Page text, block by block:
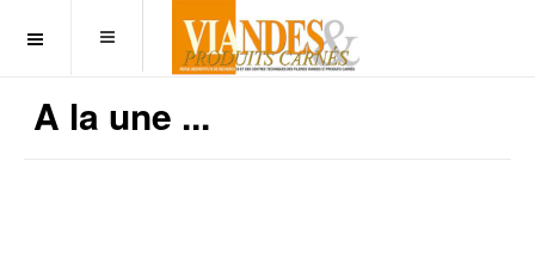
OFF CANVAS
A la une ...